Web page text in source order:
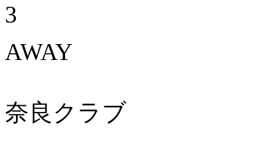
3
AWAY
奈良クラブ